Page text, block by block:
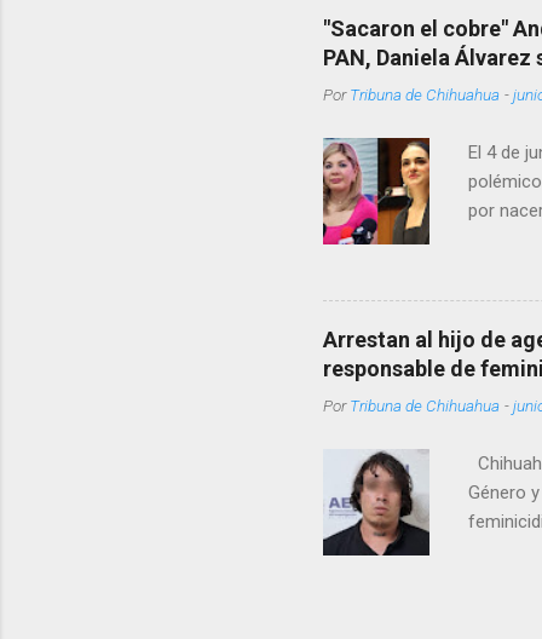
"Sacaron el cobre"
PAN, Daniela
PorTribuna de Chihuahua -
El 4 de
por
¿Qué tal
tendrá
favor,
han sido
Arrestan al hijo de
responsable de
PorTribuna de Chihuahua -
Género
que